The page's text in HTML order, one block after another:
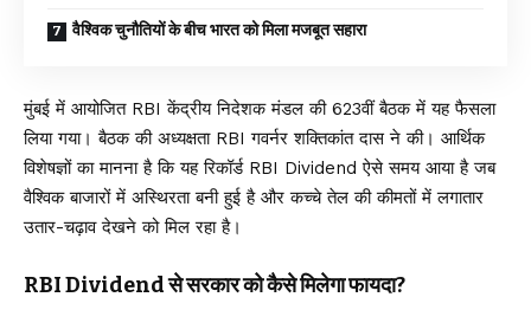
वैश्विक चुनौतियों के बीच भारत को मिला मजबूत सहारा
मुंबई में आयोजित RBI केंद्रीय निदेशक मंडल की 623वीं बैठक में यह फैसला
लिया गया। बैठक की अध्यक्षता RBI गवर्नर शक्तिकांत दास ने की। आर्थिक
विशेषज्ञों का मानना है कि यह रिकॉर्ड RBI Dividend ऐसे समय आया है जब
वैश्विक बाजारों में अस्थिरता बनी हुई है और कच्चे तेल की कीमतों में लगातार
उतार-चढ़ाव देखने को मिल रहा है।
RBI Dividend से सरकार को कैसे मिलेगा फायदा?